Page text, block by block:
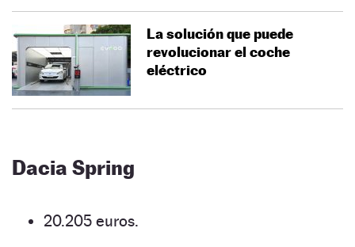
La solución que puede
revolucionar el coche
eléctrico
Dacia Spring
20.205 euros.